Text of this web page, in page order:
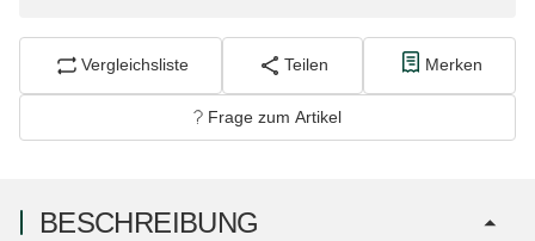
Vergleichsliste Teilen Merken
Frage zum Artikel
BESCHREIBUNG